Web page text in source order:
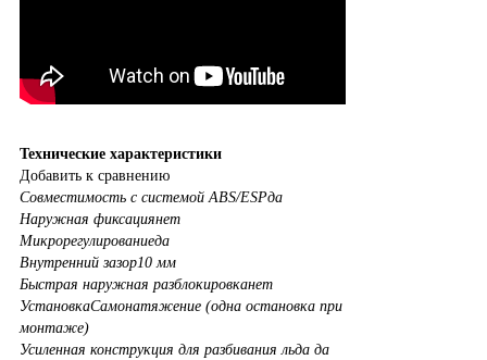
Технические характеристики
Добавить к сравнению
Совместимость с системой ABS/ESPда
Наружная фиксациянет
Микрорегулированиеда
Внутренний зазор10 мм
Быстрая наружная разблокировканет
УстановкаСамонатяжение (одна остановка при
монтаже)
Усиленная конструкция для разбивания льда да